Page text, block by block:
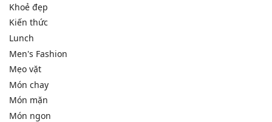
Khoẻ đẹp
Kiến thức
Lunch
Men's Fashion
Mẹo vặt
Món chay
Món mặn
Món ngon